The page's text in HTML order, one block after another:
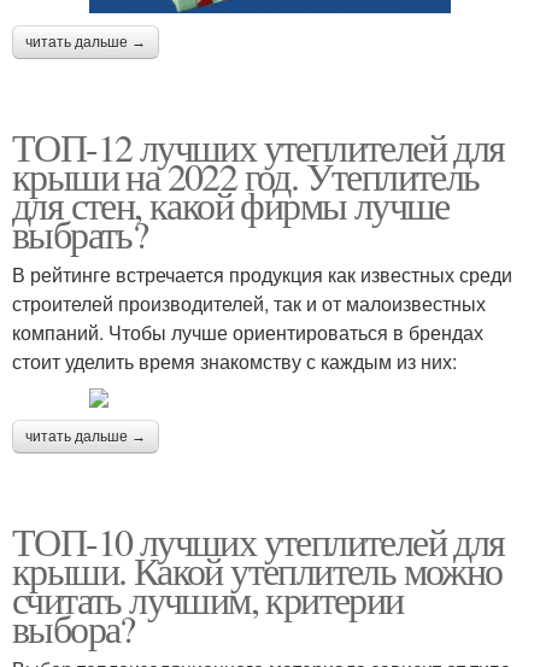
читать дальше →
ТОП-12 лучших утеплителей для
крыши на 2022 год. Утеплитель
для стен, какой фирмы лучше
выбрать?
В рейтинге встречается продукция как известных среди
строителей производителей, так и от малоизвестных
компаний. Чтобы лучше ориентироваться в брендах
стоит уделить время знакомству с каждым из них:
читать дальше →
ТОП-10 лучших утеплителей для
крыши. Какой утеплитель можно
считать лучшим, критерии
выбора?